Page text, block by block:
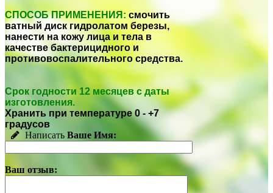
СПОСОБ ПРИМЕНЕНИЯ: смочить
ватный диск гидролатом березы,
нанести на кожу лица и тела в
качестве бактерицидного и
противовоспалительного средства.
Срок годности 12 месяцев с даты
изготовления.
Хранить при температуре 0 - +7
градусов
Написать Ваше Имя:
Ваш отзыв: